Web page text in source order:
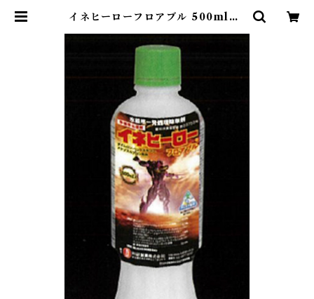
イネヒーローフロアブル 500ml 1